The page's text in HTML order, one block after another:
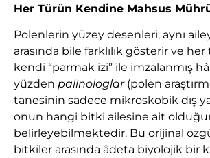
Her Türün Kendine Mahsus
Polenlerin yüzey desenleri, aynı
arasında bile farklılık gösterir ve
kendi “parmak izi” ile imzalanmış
yüzden palinologlar(polen
tanesinin sadece mikroskobik dış
onun hangi bitki ailesine ait
belirleyebilmektedir. Bu orijinal
bitkiler arasında âdeta biyolojik bir